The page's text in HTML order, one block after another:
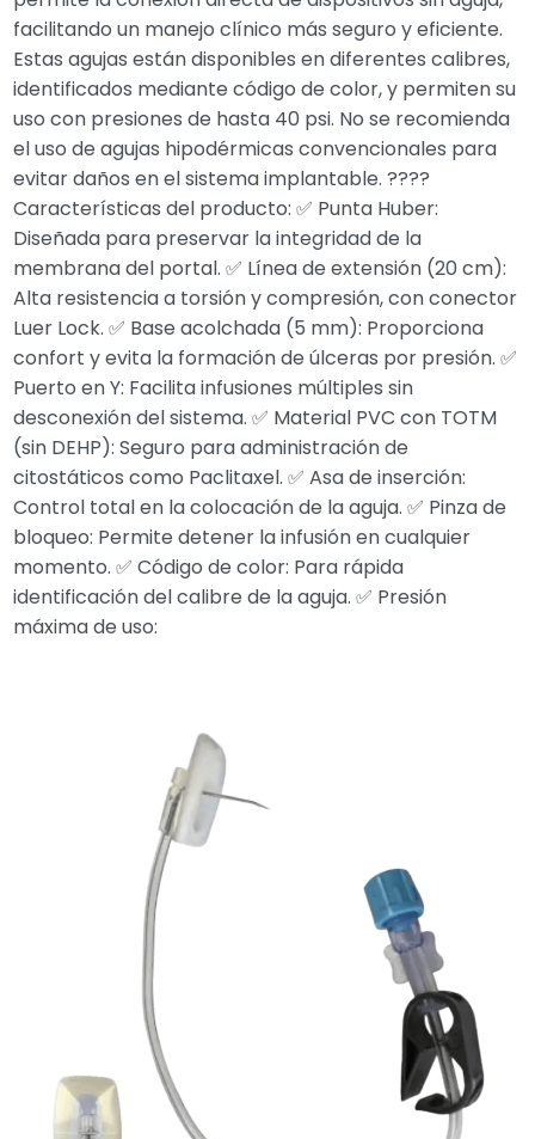
facilitando un manejo clínico más seguro y eficiente.
Estas agujas están disponibles en diferentes calibres,
identificados mediante código de color, y permiten su
uso con presiones de hasta 40 psi. No se recomienda
el uso de agujas hipodérmicas convencionales para
evitar daños en el sistema implantable. ????
Características del producto: ✅ Punta Huber:
Diseñada para preservar la integridad de la
membrana del portal. ✅ Línea de extensión (20 cm):
Alta resistencia a torsión y compresión, con conector
Luer Lock. ✅ Base acolchada (5 mm): Proporciona
confort y evita la formación de úlceras por presión. ✅
Puerto en Y: Facilita infusiones múltiples sin
desconexión del sistema. ✅ Material PVC con TOTM
(sin DEHP): Seguro para administración de
citostáticos como Paclitaxel. ✅ Asa de inserción:
Control total en la colocación de la aguja. ✅ Pinza de
bloqueo: Permite detener la infusión en cualquier
momento. ✅ Código de color: Para rápida
identificación del calibre de la aguja. ✅ Presión
máxima de uso: